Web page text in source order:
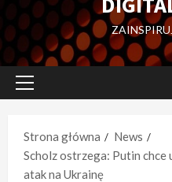
Menu
Strona główna
News
Scholz ostrzega: Putin
atak na Ukrainę